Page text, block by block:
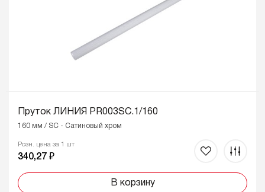
Пруток ЛИНИЯ PR003SC.1/160
160 мм / SC - Сатиновый хром
Розн. цена за 1 шт
340,27 ₽
В корзину